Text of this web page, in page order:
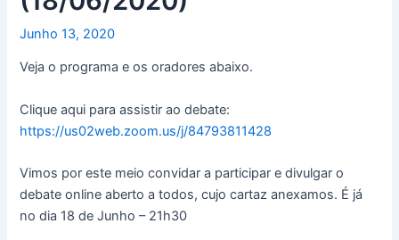
Junho 13, 2020
Veja o programa e os oradores abaixo.
Clique aqui para assistir ao debate:
https://us02web.zoom.us/j/84793811428
Vimos por este meio convidar a participar e divulgar o
debate online aberto a todos, cujo cartaz anexamos. É já
no dia 18 de Junho – 21h30